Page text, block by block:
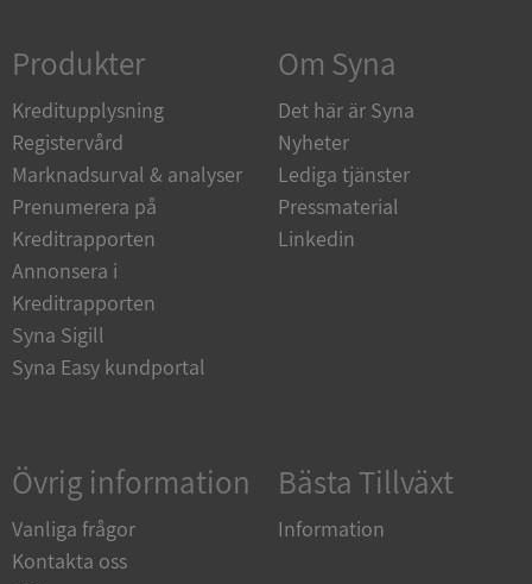
Produkter
Kreditupplysning
Registervård
Marknadsurval & analyser
Prenumerera på
Kreditrapporten
Annonsera i
Kreditrapporten
Syna Sigill
Syna Easy kundportal
Om Syna
Det här är Syna
Nyheter
Lediga tjänster
Pressmaterial
Linkedin
Övrig information
Vanliga frågor
Kontakta oss
Bästa Tillväxt
Information
Oklassificerade
Strikt nödvändiga kakor tillåter
kärnwebbplatsfunktioner som användarinloggning
och kontohantering. Webbplatsen kan inte
användas ordentligt utan strikt nödvändiga cookies.
Namn
Leverantör
Domän
__RequestVerificationToken
VISITOR_PRIVACY_METADATA
Google
Privacy Policy